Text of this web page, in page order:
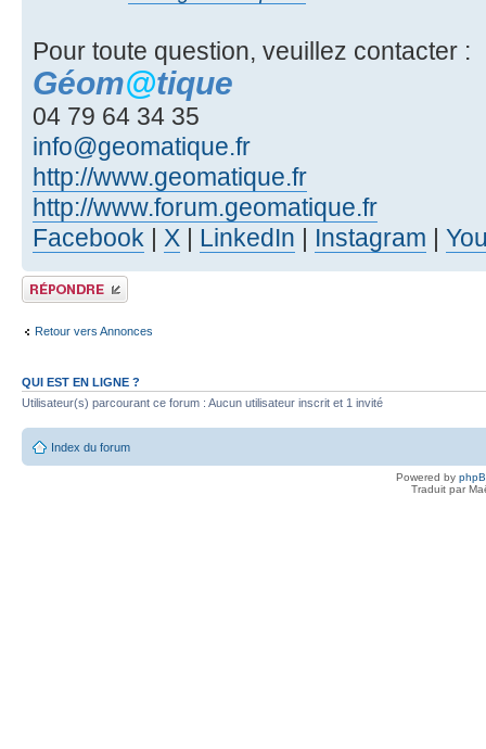
Pour toute question, veuillez contacter :
Géom@tique
04 79 64 34 35
info@geomatique.fr
http://www.geomatique.fr
http://www.forum.geomatique.fr
Facebook | X | LinkedIn | Instagram |
Publier une réponse
Retour vers Annonces
QUI EST EN LIGNE ?
Utilisateur(s) parcourant ce forum : Aucun utilisateur inscrit et 1 invité
Index du forum
Powered by
Traduit par